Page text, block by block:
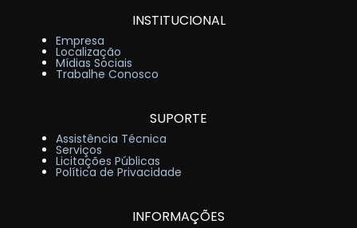
INSTITUCIONAL
Empresa
Localização
Mídias Sociais
Trabalhe Conosco
SUPORTE
Assistência Técnica
Serviços
Licitações Públicas
Política de Privacidade
INFORMAÇÕES